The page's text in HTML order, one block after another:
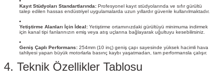
Kayıt Stüdyoları Standartlarında: Profesyonel kayıt stüdyolarında ve sıfır gürültü
talep edilen hassas endüstriyel uygulamalarda uzun yıllardır güvenle kullanılmaktadır.
Yetiştirme Alanları İçin İdeal: Yetiştirme ortamınızdaki gürültüyü minimuma indirmek
için kanal tipi fanlarınızın emiş veya atış uçlarına bağlayarak uğultuyu kesebilirsiniz.
Geniş Çaplı Performans: 254mm (10 inç) geniş çapı sayesinde yüksek hacimli hava
tahliyesi yapan büyük motorlarla basınç kaybı yaşatmadan, tam performansla çalışır.
4. Teknik Özellikler Tablosu